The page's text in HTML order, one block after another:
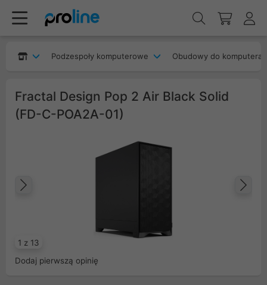
Podzespoły komputerowe Obudowy do komputera
Fractal Design Pop 2 Air Black Solid
(FD-C-POA2A-01)
1 z 13
Dodaj pierwszą opinię